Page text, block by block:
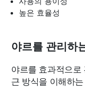
높은 효율성
야르를 관리하
야르를 효과적으
근 방식을 이해하